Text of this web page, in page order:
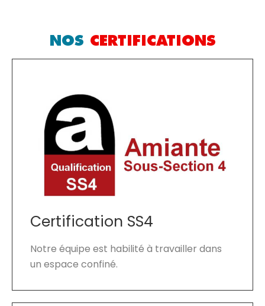
NOS CERTIFICATIONS
Certification SS4
Notre équipe est habilité à travailler dans
un espace confiné.